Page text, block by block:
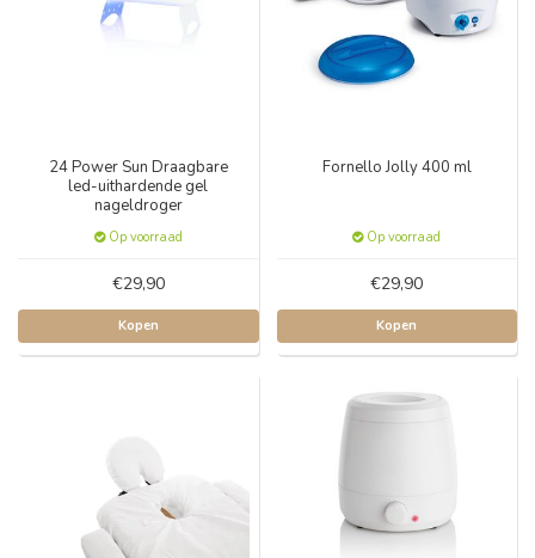
24 Power Sun Draagbare
led-uithardende gel
nageldroger
Op voorraad
€29,90
Kopen
Fornello Jolly 400 ml
Op voorraad
€29,90
Kopen